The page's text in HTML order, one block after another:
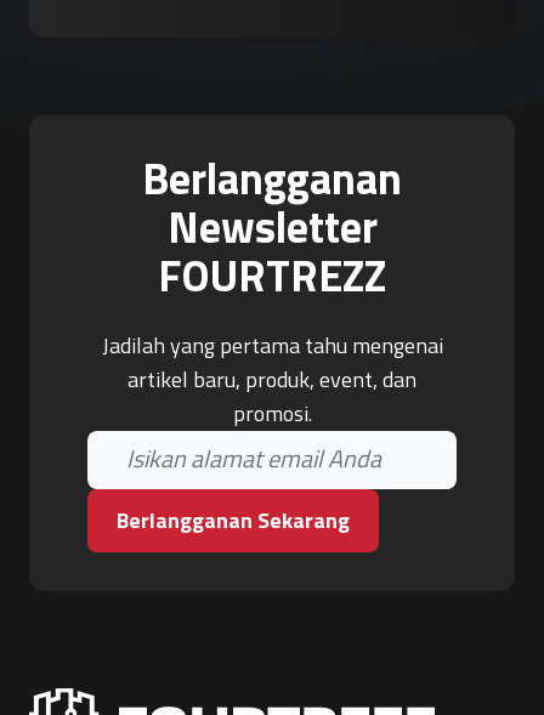
Berlangganan
Newsletter
FOURTREZZ
Jadilah yang pertama tahu mengenai
artikel baru, produk, event, dan
promosi.
Berlangganan Sekarang